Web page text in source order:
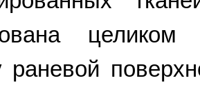
раневой